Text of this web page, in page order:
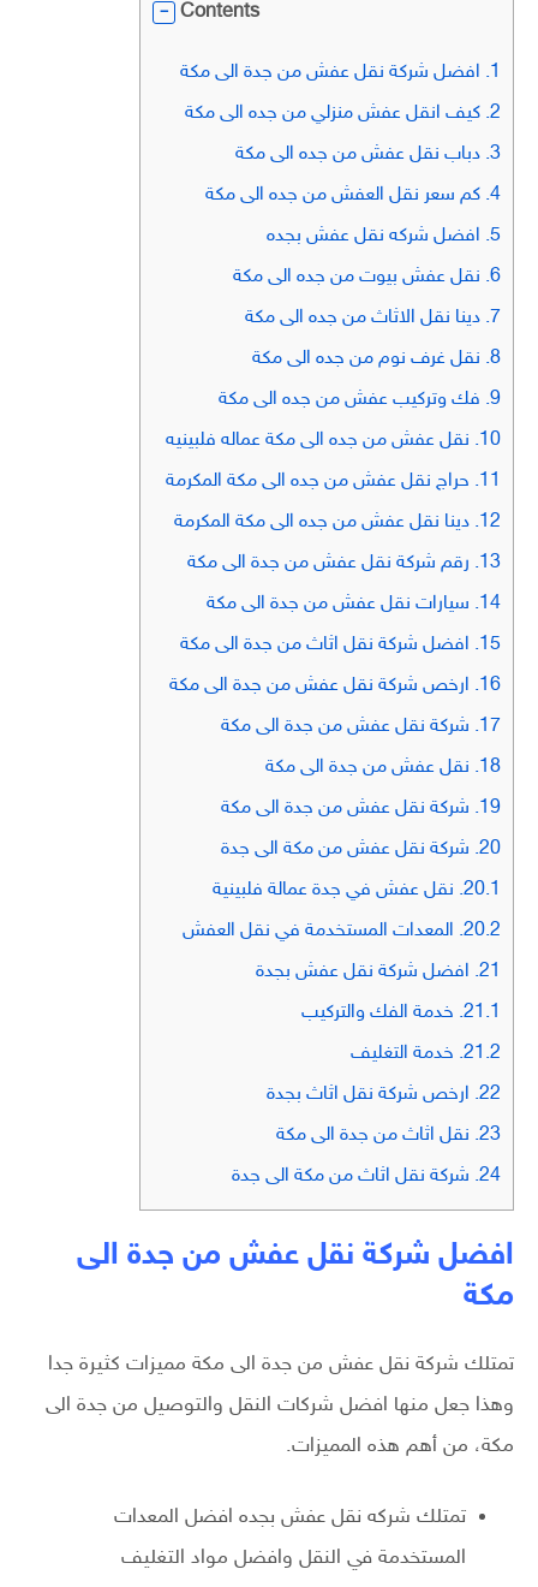
Contents
1. افضل شركة نقل عفش من جدة الى مكة
2. كيف انقل عفش منزلي من جده الى مكة
3. دباب نقل عفش من جده الى مكة
4. كم سعر نقل العفش من جده الى مكة
5. افضل شركه نقل عفش بجده
6. نقل عفش بيوت من جده الى مكة
7. دينا نقل الاثاث من جده الى مكة
8. نقل غرف نوم من جده الى مكة
9. فك وتركيب عفش من جده الى مكة
10. نقل عفش من جده الى مكة عماله فلبينيه
11. حراج نقل عفش من جده الى مكة المكرمة
12. دينا نقل عفش من جده الى مكة المكرمة
13. رقم شركة نقل عفش من جدة الى مكة
14. سيارات نقل عفش من جدة الى مكة
15. افضل شركة نقل اثاث من جدة الى مكة
16. ارخص شركة نقل عفش من جدة الى مكة
17. شركة نقل عفش من جدة الى مكة
18. نقل عفش من جدة الى مكة
19. شركة نقل عفش من جدة الى مكة
20. شركة نقل عفش من مكة الى جدة
20.1. نقل عفش في جدة عمالة فلبينية
20.2. المعدات المستخدمة في نقل العفش
21. افضل شركة نقل عفش بجدة
21.1. خدمة الفك والتركيب
21.2. خدمة التغليف
22. ارخص شركة نقل اثاث بجدة
23. نقل اثاث من جدة الى مكة
24. شركة نقل اثاث من مكة الى جدة
افضل شركة نقل عفش من جدة الى
مكة
تمتلك شركة نقل عفش من جدة الى مكة مميزات كثيرة جدا
وهذا جعل منها افضل شركات النقل والتوصيل من جدة الى
مكة، من أهم هذه المميزات.
تمتلك شركه نقل عفش بجده افضل المعدات
المستخدمة في النقل وافضل مواد التغليف